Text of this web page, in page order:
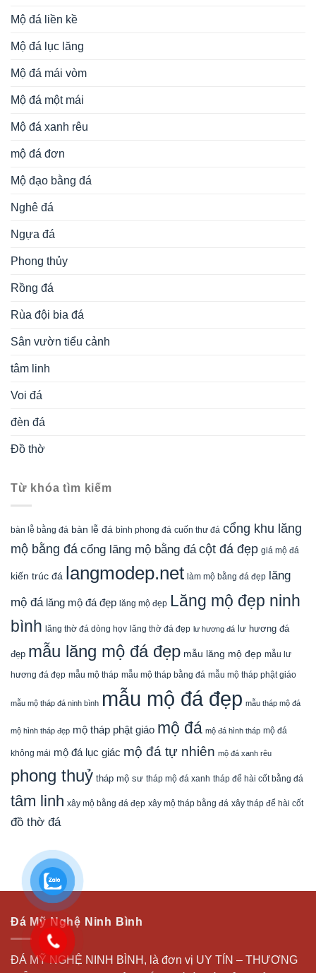
Mộ đá liền kề
Mộ đá lục lăng
Mộ đá mái vòm
Mộ đá một mái
Mộ đá xanh rêu
mộ đá đơn
Mộ đạo bằng đá
Nghê đá
Ngựa đá
Phong thủy
Rồng đá
Rùa đội bia đá
Sân vườn tiểu cảnh
tâm linh
Voi đá
đèn đá
Đồ thờ
Từ khóa tìm kiếm
bàn lễ bằng đá bàn lễ đá bình phong đá cuốn thư đá cổng khu lăng
mộ bằng đá cổng lăng mộ bằng đá cột đá đẹp giá mộ đá
kiến trúc đá langmodep.net làm mộ bằng đá đẹp lăng
mộ đá lăng mộ đá đẹp lăng mộ đẹp Lăng mộ đẹp ninh
bình lăng thờ đá dòng họv lăng thờ đá đẹp lư hương đá lư hương đá
đẹp mẫu lăng mộ đá đẹp mẫu lăng mộ đẹp mẫu lư
hương đá đẹp mẫu mộ tháp mẫu mộ tháp bằng đá mẫu mộ tháp phật giáo
mẫu mộ tháp đá ninh bình mẫu mộ đá đẹp mẫu tháp mộ đá
mộ hình tháp đẹp mộ tháp phật giáo mộ đá mộ đá hình tháp mộ đá
không mái mộ đá lục giác mộ đá tự nhiên mộ đá xanh rêu
phong thuỷ tháp mộ sư tháp mộ đá xanh tháp để hài cốt bằng đá
tâm linh xây mộ bằng đá đẹp xây mộ tháp bằng đá xây tháp để hài cốt
đồ thờ đá
Đá Mỹ Nghệ Ninh Bình
ĐÁ MỸ NGHỆ NINH BÌNH, là đơn vị UY TÍN – THƯƠNG